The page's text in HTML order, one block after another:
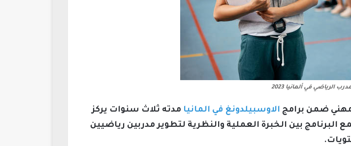
الرياضي في ألمانيا 2023
مهني ضمن برامج الاوسبيلدونغ في المانيا مدته ثلاث سنوات يركز
البرنامج بين الخبرة العملية والنظرية لتطوير مدربين رياضيين